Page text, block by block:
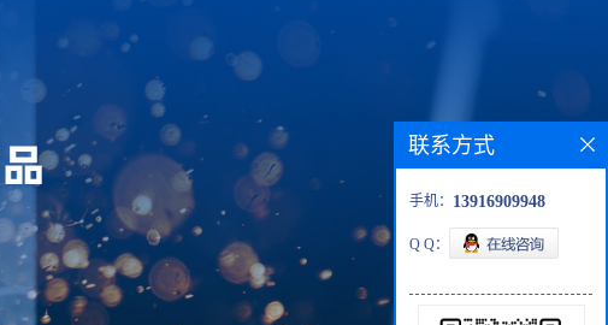
联系方式
手机： 13916909948
Q Q：